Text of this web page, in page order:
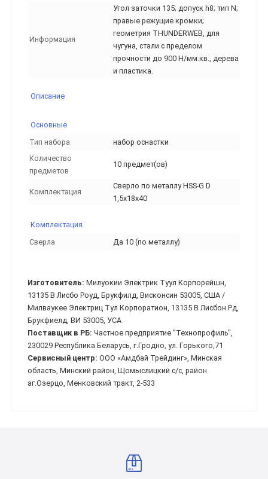
Информация
Угол заточки 135; допуск h8; тип N;
правые режущие кромки;
геометрия THUNDERWEB, для
чугуна, стали с пределом
прочности до 900 Н/мм.кв., дерева
и пластика.
Описание
Основные
Тип набора
набор оснастки
Количество
предметов
10 предмет(ов)
Комплектация
Сверло по металлу HSS-G D
1,5x18x40
Комплектация
Сверла
Да 10 (по металлу)
Изготовитель: Милуокии Электрик Туул Корпорейшн,
13135 В Лисбо Роуд, Брукфилд, Висконсин 53005, США /
Милваукее Электриц Тул Корпоратион, 13135 В Лисбон Рд,
Брукфиелд, ВИ 53005, УСА
Поставщик в РБ: Частное предприятие "Технопрофиль",
230029 Республика Беларусь, г.Гродно, ул. Горького,71
Сервисный центр: ООО «Амдбай Трейдинг», Минская
область, Минский район, Щомыслицкий с/с, район
аг.Озерцо, Менковский тракт, 2-533